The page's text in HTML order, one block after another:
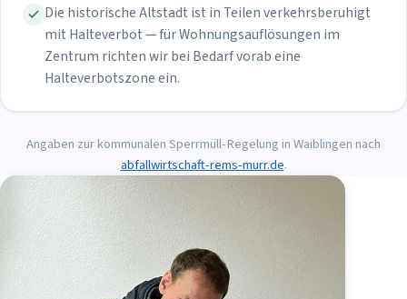
Die historische Altstadt ist in Teilen verkehrsberuhigt
mit Halteverbot — für Wohnungsauflösungen im
Zentrum richten wir bei Bedarf vorab eine
Halteverbotszone ein.
Angaben zur kommunalen Sperrmüll-Regelung inWaiblingennach
abfallwirtschaft-rems-murr.de.